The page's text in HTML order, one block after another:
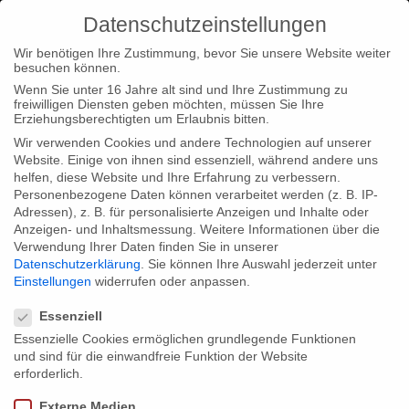
Home Typ|News
“Ein Apartment in Berlin” in Köln und
Bochum
“Ein Apartment in Berlin” in Köln und
Bochum
Heute Abend, am 29. Januar, präsentieren Regisseurin Alice
Agneskirchner und Producerin Kerstin Meyer-Beetz beim 16.
Datenschutzeinstellungen
Wir benötigen Ihre Zustimmung, bevor Sie unsere Website weiter
besuchen können.
Wenn Sie unter 16 Jahre alt sind und Ihre Zustimmung zu
freiwilligen Diensten geben möchten, müssen Sie Ihre
Erziehungsberechtigten um Erlaubnis bitten.
Wir verwenden Cookies und andere Technologien auf unserer
Website. Einige von ihnen sind essenziell, während andere uns
helfen, diese Website und Ihre Erfahrung zu verbessern.
Personenbezogene Daten können verarbeitet werden (z. B. IP-
Adressen), z. B. für personalisierte Anzeigen und Inhalte oder
Anzeigen- und Inhaltsmessung. Weitere Informationen über die
Verwendung Ihrer Daten finden Sie in unserer
Datenschutzerklärung
Sie können Ihre Auswahl jederzeit unter
Einstellungen widerrufen oder anpassen.
Essenziell
Essenzielle Cookies ermöglichen grundlegende Funktionen
und sind für die einwandfreie Funktion der Website
erforderlich.